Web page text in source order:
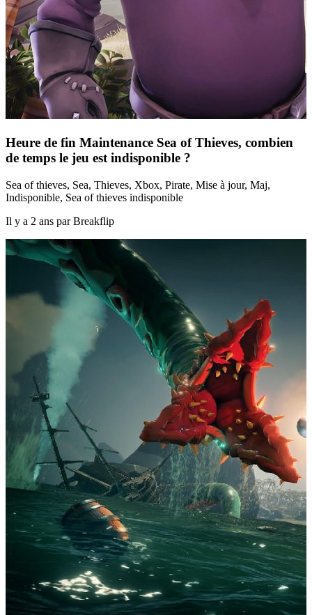
Heure de fin Maintenance Sea of Thieves, combien
de temps le jeu est indisponible ?
Sea of thieves, Sea, Thieves, Xbox, Pirate, Mise à jour, Maj,
Indisponible, Sea of thieves indisponible
Il y a 2 ans par Breakflip